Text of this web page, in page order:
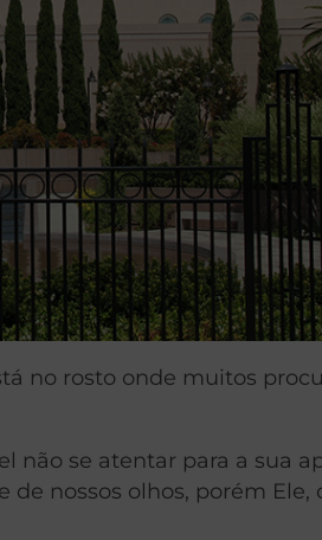
no rosto onde muitos
não se atentar para a sua
nossos olhos, porém Ele,